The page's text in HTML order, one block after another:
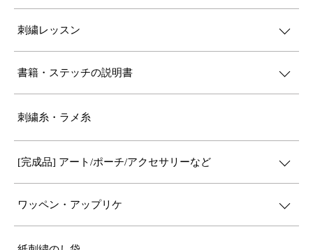
刺繍レッスン
書籍・ステッチの説明書
刺繍糸・ラメ糸
[完成品] アート/ポーチ/アクセサリーなど
ワッペン・アップリケ